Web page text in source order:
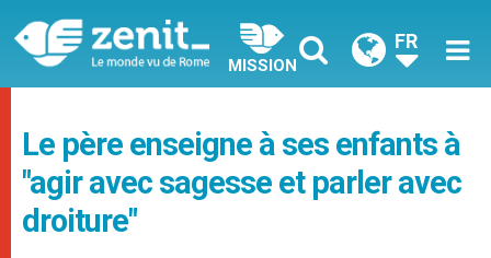
MISSION
FR
Le père enseigne à ses enfants à
"agir avec sagesse et parler avec
droiture"